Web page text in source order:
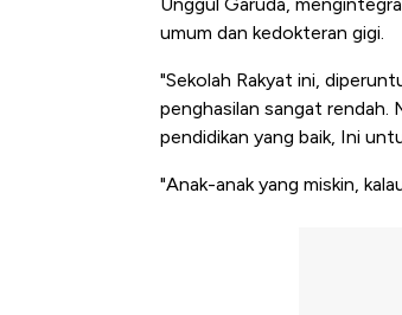
umum dan kedokteran gigi.
"Sekolah Rakyat ini,
penghasilan sangat rendah.
pendidikan yang baik, Ini
"Anak-anak yang miskin,